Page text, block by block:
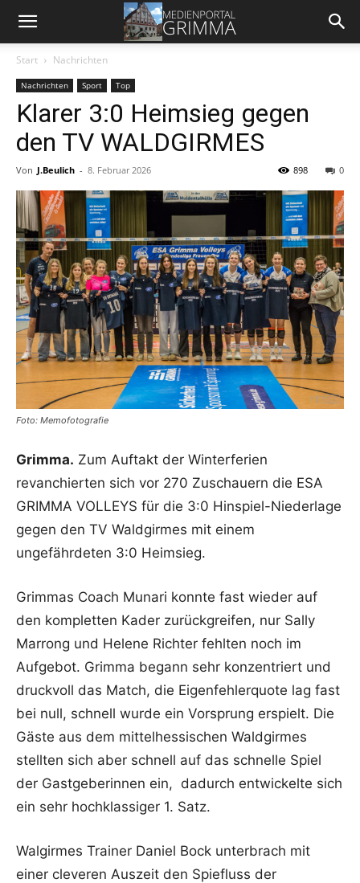
Start Nachrichten
Nachrichten Sport Top
Klarer 3:0 Heimsieg gegen
den TV WALDGIRMES
Von J.Beulich - 8. Februar 2026 0
898
Foto: Memofotografie
Grimma. Zum Auftakt der Winterferien
revanchierten sich vor 270 Zuschauern die ESA
GRIMMA VOLLEYS für die 3:0 Hinspiel-Niederlage
gegen den TV Waldgirmes mit einem
ungefährdeten 3:0 Heimsieg.
Grimmas Coach Munari konnte fast wieder auf
den kompletten Kader zurückgreifen, nur Sally
Marrong und Helene Richter fehlten noch im
Aufgebot. Grimma begann sehr konzentriert und
druckvoll das Match, die Eigenfehlerquote lag fast
bei null, schnell wurde ein Vorsprung erspielt. Die
Gäste aus dem mittelhessischen Waldgirmes
stellten sich aber schnell auf das schnelle Spiel
der Gastgeberinnen ein, dadurch entwickelte sich
ein sehr hochklassiger 1. Satz.
Walgirmes Trainer Daniel Bock unterbrach mit
einer cleveren Auszeit den Spiefluss der